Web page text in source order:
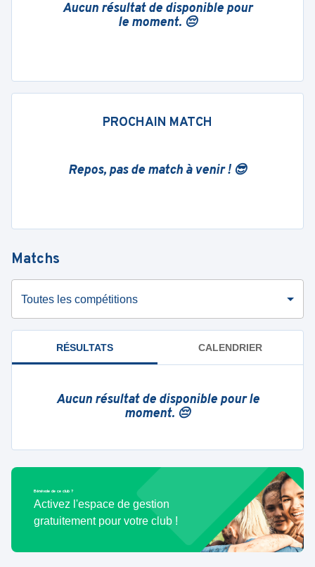
Aucun résultat de disponible pour
le moment. 😔
PROCHAIN MATCH
Repos, pas de match à venir ! 😎
Matchs
Toutes les compétitions
RÉSULTATS CALENDRIER
Aucun résultat de disponible pour le
moment. 😔
Bénévole de ce club ?
Activez l'espace de gestion
gratuitement pour votre club !